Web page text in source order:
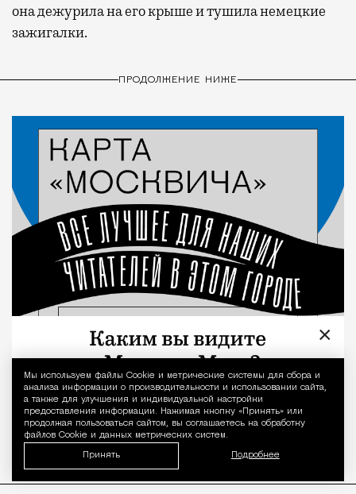
Уведомление
Мы используем файлы Сookie и метрические системы для сбора и
анализа информации о производительности и использовании сайта,
а также для улучшения и индивидуальной настройки
предоставления информации. Нажимая кнопку «Принять» или
продолжая пользоваться сайтом, вы соглашаетесь на обработку
файлов Cookie и данных метрических систем.
Принять Подробнее
она дежурила на его крыше и тушила немецкие
зажигалки.
ПРОДОЛЖЕНИЕ НИЖЕ
×